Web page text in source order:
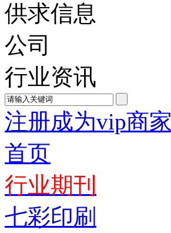
供求信息
公司
行业资讯
注册成为vip商家
首页
行业期刊
七彩印刷